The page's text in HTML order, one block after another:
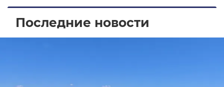
Последние новости